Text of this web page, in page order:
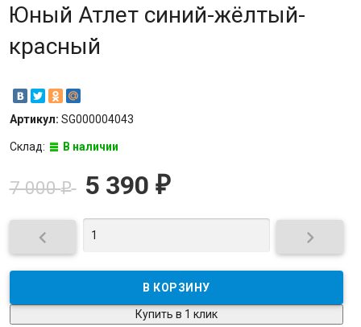
Юный Атлет синий-жёлтый-
красный
Артикул: SG000004043
Склад: В наличии
7 000₽ 5 390 ₽
 
Купить в 1 клик